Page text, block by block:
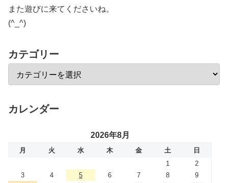
また遊びに来てくださいね。
(^_^)
カテゴリー
カレンダー
2026年8月
月 火 水 木 金 土
日
1
2
3
4 5 6 7 8
9